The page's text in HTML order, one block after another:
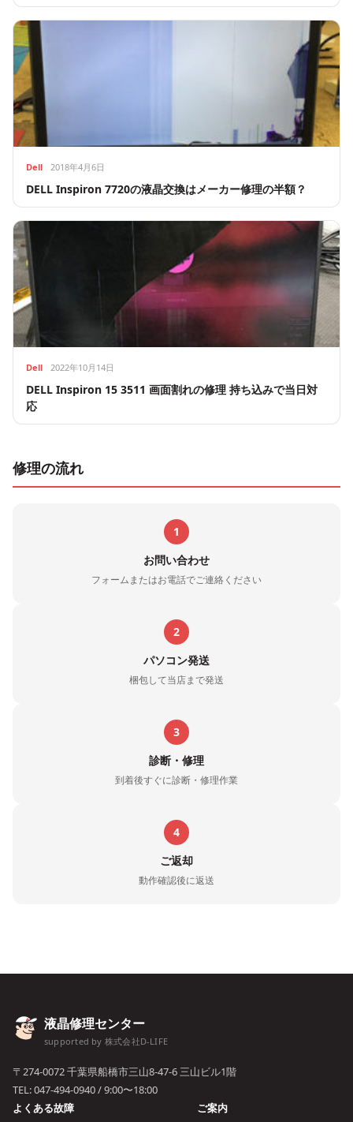
Dell 2018年4月6日
DELL Inspiron 7720の液晶交換はメーカー修理の半額？
Dell 2022年10月14日
DELL Inspiron 15 3511 画面割れの修理 持ち込みで当日対
応
修理の流れ
1
お問い合わせ
フォームまたはお電話でご連絡ください
2
パソコン発送
梱包して当店まで発送
3
診断・修理
到着後すぐに診断・修理作業
4
ご返却
動作確認後に返送
液晶修理センター
supported by 株式会社D-LIFE
〒274-0072 千葉県船橋市三山8-47-6 三山ビル1階
TEL:047-494-0940/ 9:00〜18:00
よくある故障
ご案内